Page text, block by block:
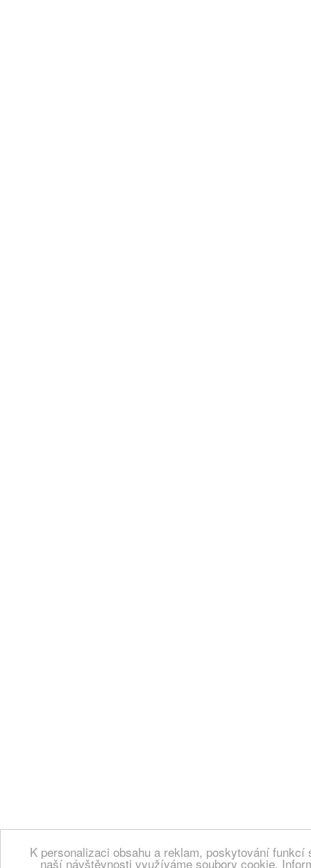
K personalizaci obsahu a reklam, poskytování
naší návštěvnosti využíváme soubory cookie.